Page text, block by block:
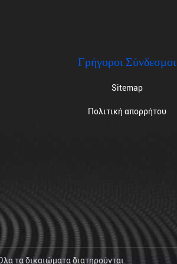
Γρήγοροι Σύνδεσμοι
Sitemap
Πολιτική απορρήτου
τα δικαιώματα διατηρούνται.